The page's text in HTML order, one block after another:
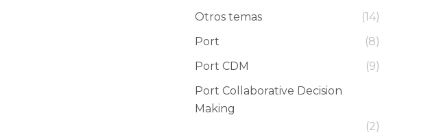
Otros temas
(14)
Port
(8)
Port CDM
(9)
Port Collaborative Decision
Making
(2)